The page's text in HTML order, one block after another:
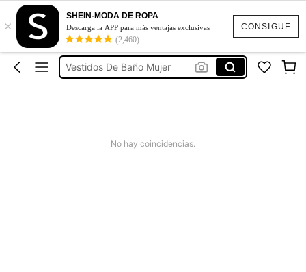
CONSIGUE
×
SHEIN-MODA DE ROPA
Descarga la APP para más ventajas exclusivas
(2,460)
Ropa Deportiva De Mujer
Vestidos
Vestidos De Baño Mujer
No hay coincidencias.